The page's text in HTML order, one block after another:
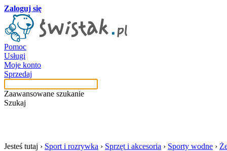
Zaloguj się
Pomoc
Usługi
Moje konto
Sprzedaj
Zaawansowane szukanie
Szukaj
Jesteś tutaj › Sport i rozrywka › Sprzęt i akcesoria › Sporty wodne ›